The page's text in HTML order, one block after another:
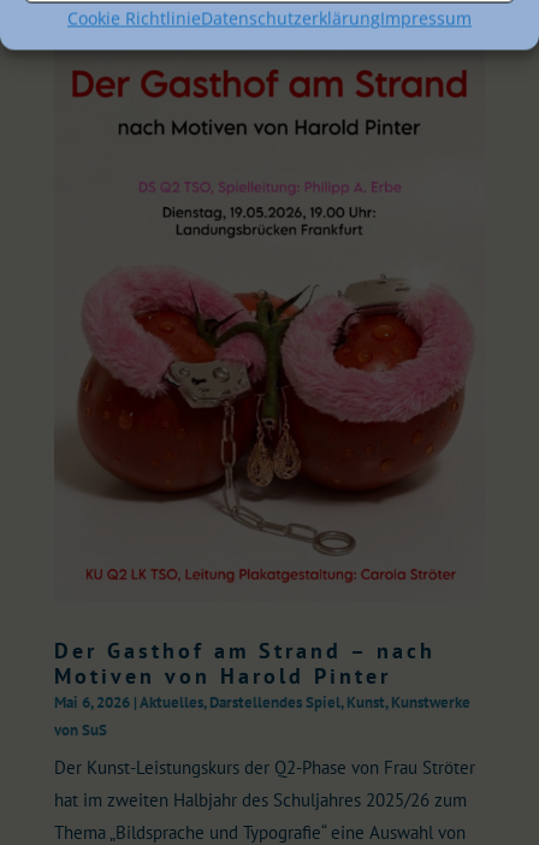
Cookie RichtlinieDatenschutzerklärungImpressum
Der Gasthof am Strand – nach
Motiven von Harold Pinter
Mai 6, 2026|Aktuelles,Darstellendes Spiel,Kunst,Kunstwerke
von SuS
Der Kunst-Leistungskurs der Q2-Phase von Frau Ströter
hat im zweiten Halbjahr des Schuljahres 2025/26 zum
Thema „Bildsprache und Typografie“ eine Auswahl von